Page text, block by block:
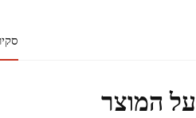
על המוצר